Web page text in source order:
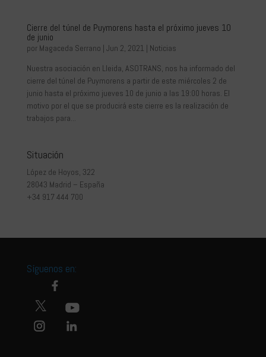
Cierre del túnel de Puymorens hasta el próximo jueves 10
de junio
por Magaceda Serrano | Jun 2, 2021 | Noticias
Nuestra asociación en Lleida, ASOTRANS, nos ha informado del
cierre del túnel de Puymorens a partir de este miércoles 2 de
junio hasta el próximo jueves 10 de junio a las 19:00 horas. El
motivo por el que se producirá este cierre es la realización de
trabajos para...
Situación
López de Hoyos, 322
28043 Madrid – España
+34 917 444 700
Síguenos en: